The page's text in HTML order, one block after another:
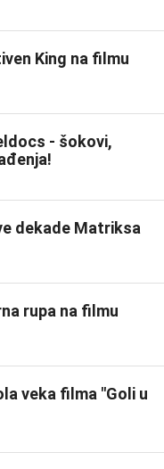
King na filmu
- šokovi,
dekade Matriksa
rupa na filmu
veka filma "Goli u